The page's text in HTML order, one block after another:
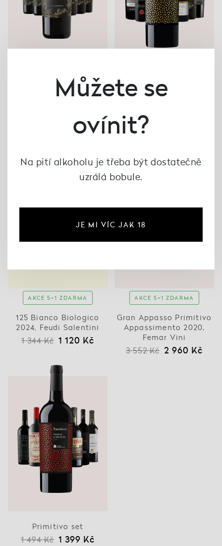
Collezione 53 Primitivo
3 480 Kč
Primitivo set BEST OF...
3 886 Kč 3 499 Kč
AKCE 5+1 ZDARMA
125 Bianco Biologico
2024, Feudi Salentini
1 344 Kč 1 120 Kč
AKCE 5+1 ZDARMA
Gran Appasso Primitivo
Appassimento 2020,
Femar Vini
3 552 Kč 2 960 Kč
Primitivo set
1 494 Kč 1 399 Kč
Můžete se
ovínit?
Na pití alkoholu je třeba být dostatečně
uzrálá bobule.
JE MI VÍC JAK 18